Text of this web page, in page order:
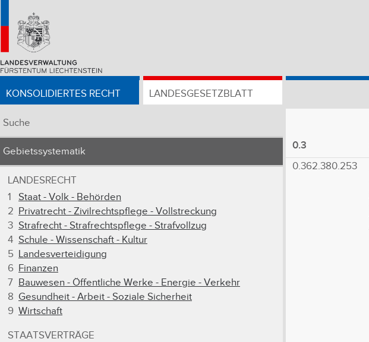
KONSOLIDIERTES RECHT LANDESGESETZBLATT
Suche
Gebietssystematik
LANDESRECHT
1
Staat - Volk - Behörden
2 Privatrecht - Zivilrechtspflege - Vollstreckung
3 Strafrecht - Strafrechtspflege - Strafvollzug
4 Schule - Wissenschaft - Kultur
5 Landesverteidigung
6 Finanzen
7 Bauwesen - Öffentliche Werke - Energie - Verkehr
8 Gesundheit - Arbeit - Soziale Sicherheit
9 Wirtschaft
STAATSVERTRÄGE
0.3
0.362.380.253